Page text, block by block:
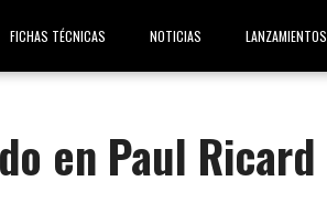
FICHAS TÉCNICAS NOTICIAS LANZAMIENTOS
en Paul Ricard